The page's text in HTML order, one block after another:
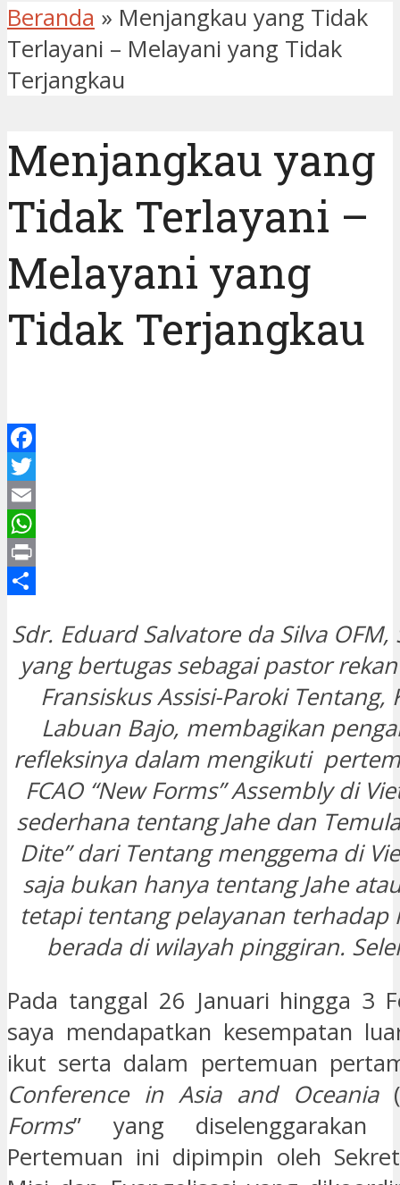
Beranda » Menjangkau yang Tidak
Terlayani – Melayani yang Tidak
Terjangkau
Menjangkau yang
Tidak Terlayani –
Melayani yang
Tidak Terjangkau
Facebook
Twitter
Email
WhatsApp
Print
Sdr. Eduard Salvatore da Silva
yang bertugas sebagai pastor
Fransiskus Assisi-Paroki Tentang,
Labuan Bajo, membagikan
refleksinya dalam mengikuti
FCAO “New Forms” Assembly di
sederhana tentang Jahe dan
Dite” dari Tentang menggema di
saja bukan hanya tentang Jahe
tetapi tentang pelayanan terhadap
berada di wilayah pinggiran.
Pada tanggal 26 Januari hingga 3
saya mendapatkan kesempatan
ikut serta dalam pertemuan
Conference in Asia and Oceania
Forms” yang diselenggarakan
Pertemuan ini dipimpin oleh